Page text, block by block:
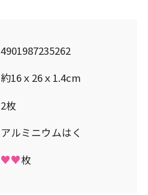
4901987235262
約16ｘ26ｘ1.4cm
2枚
アルミニウムはく
♥♥枚